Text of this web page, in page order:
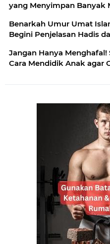
yang Menyimpan Banyak
Benarkah Umur Umat
Begini Penjelasan Hadis
Jangan Hanya
Cara Mendidik Anak agar